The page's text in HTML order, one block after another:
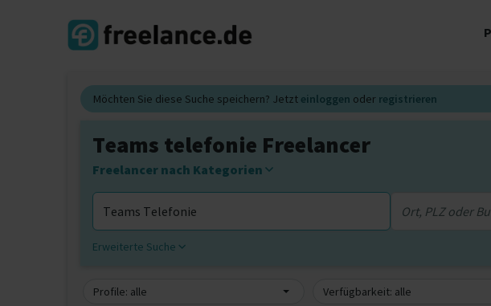
Möchten Sie diese Suche speichern? Jetzt einloggen oder registrieren
Teams telefonie Freelancer
Freelancer nach Kategorien
Erweiterte Suche
Profile: alle Verfügbarkeit: alle